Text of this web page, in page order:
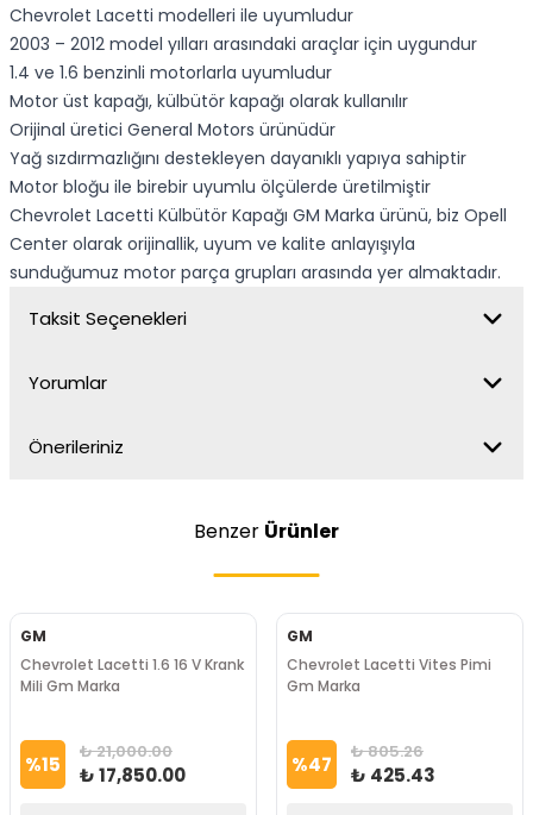
Chevrolet Lacetti modelleri ile uyumludur
2003 – 2012 model yılları arasındaki araçlar için uygundur
1.4 ve 1.6 benzinli motorlarla uyumludur
Motor üst kapağı, külbütör kapağı olarak kullanılır
Orijinal üretici General Motors ürünüdür
Yağ sızdırmazlığını destekleyen dayanıklı yapıya sahiptir
Motor bloğu ile birebir uyumlu ölçülerde üretilmiştir
Chevrolet Lacetti Külbütör Kapağı GM Marka ürünü, biz Opell
Center olarak orijinallik, uyum ve kalite anlayışıyla
sunduğumuz motor parça grupları arasında yer almaktadır.
Taksit Seçenekleri
Yorumlar
Önerileriniz
Benzer Ürünler
GM
Chevrolet Lacetti 1.6 16 V Krank
Mili Gm Marka
%15 ₺ 21,000.00
₺ 17,850.00
GM
Chevrolet Lacetti Vites Pimi
Gm Marka
%47 ₺ 805.26
₺ 425.43